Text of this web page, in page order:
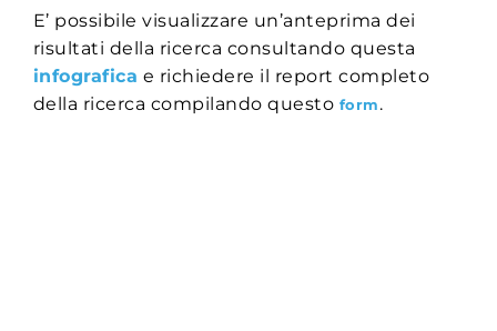
E’ possibile visualizzare un’anteprima dei
risultati della ricerca consultando questa
infografica e richiedere il report completo
della ricerca compilando questo form.